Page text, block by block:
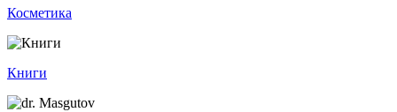
Косметика
Книги